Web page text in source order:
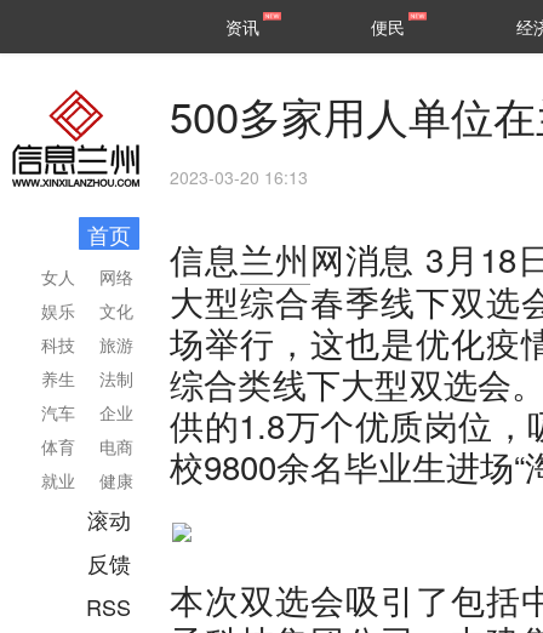
区县
资讯 便民 经
首页
网络
文化
旅游
法制
企业
电商
健康
女人
娱乐
科技
养生
汽车
体育
就业
滚动
反馈
RSS
500多家用人单位
2023-03-20 16:13
信息兰州网消息 3月18
大型综合春季线下双选
场举行，这也是优化疫
综合类线下大型双选会
供的1.8万个优质岗位
校9800余名毕业生进场“
本次双选会吸引了包括